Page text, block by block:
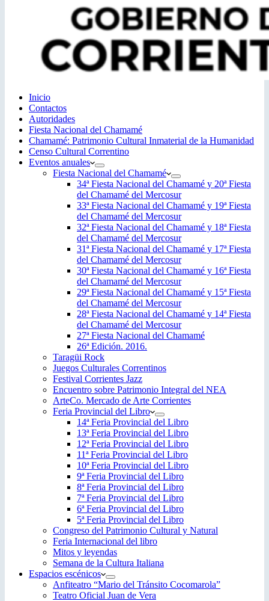
Inicio
Contactos
Autoridades
Fiesta Nacional del Chamamé
Chamamé: Patrimonio Cultural Inmaterial de la Humanidad
Censo Cultural Correntino
Eventos anuales
Fiesta Nacional del Chamamé
34ª Fiesta Nacional del Chamamé y 20ª Fiesta
del Chamamé del Mercosur
33ª Fiesta Nacional del Chamamé y 19ª Fiesta
del Chamamé del Mercosur
32ª Fiesta Nacional del Chamamé y 18ª Fiesta
del Chamamé del Mercosur
31ª Fiesta Nacional del Chamamé y 17ª Fiesta
del Chamamé del Mercosur
30ª Fiesta Nacional del Chamamé y 16ª Fiesta
del Chamamé del Mercosur
29ª Fiesta Nacional del Chamamé y 15ª Fiesta
del Chamamé del Mercosur
28ª Fiesta Nacional del Chamamé y 14ª Fiesta
del Chamamé del Mercosur
27ª Fiesta Nacional del Chamamé
26ª Edición. 2016.
Taragüi Rock
Juegos Culturales Correntinos
Festival Corrientes Jazz
Encuentro sobre Patrimonio Integral del NEA
ArteCo. Mercado de Arte Corrientes
Feria Provincial del Libro
14ª Feria Provincial del Libro
13ª Feria Provincial del Libro
12ª Feria Provincial del Libro
11ª Feria Provincial del Libro
10ª Feria Provincial del Libro
9ª Feria Provincial del Libro
8ª Feria Provincial del Libro
7ª Feria Provincial del Libro
6ª Feria Provincial del Libro
5ª Feria Provincial del Libro
Congreso del Patrimonio Cultural y Natural
Feria Internacional del libro
Mitos y leyendas
Semana de la Cultura Italiana
Espacios escénicos
Anfiteatro “Mario del Tránsito Cocomarola”
Teatro Oficial Juan de Vera